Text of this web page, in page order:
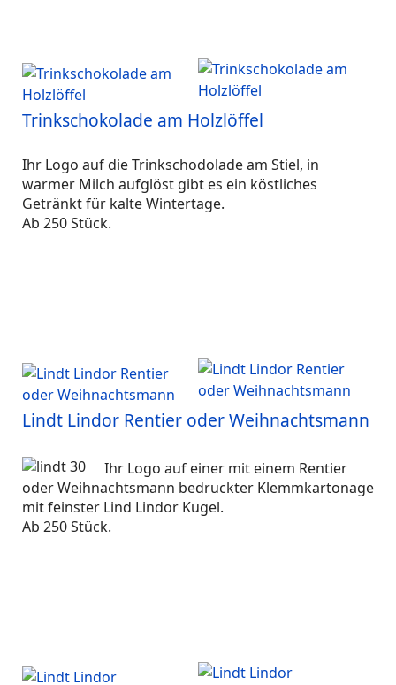
Trinkschokolade am Holzlöffel
Ihr Logo auf die Trinkschodolade am Stiel, in
warmer Milch aufglöst gibt es ein köstliches
Getränkt für kalte Wintertage.
Ab 250 Stück.
Lindt Lindor Rentier oder Weihnachtsmann
Ihr Logo auf einer mit einem Rentier
oder Weihnachtsmann bedruckter Klemmkartonage
mit feinster Lind Lindor Kugel.
Ab 250 Stück.